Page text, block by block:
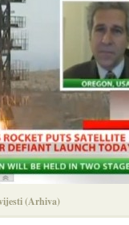
(Arhiva)